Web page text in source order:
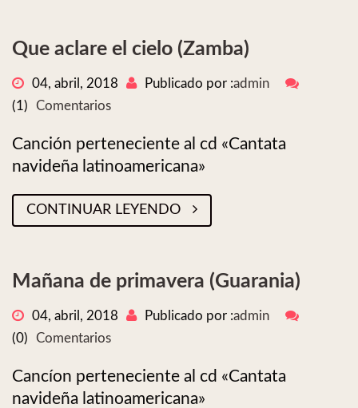
Que aclare el cielo (Zamba)
04, abril, 2018 Publicado por :admin
(1)
Comentarios
Canción perteneciente al cd «Cantata
navideña latinoamericana»
CONTINUAR LEYENDO
Mañana de primavera (Guarania)
04, abril, 2018 Publicado por :admin
(0)
Comentarios
Cancíon perteneciente al cd «Cantata
navideña latinoamericana»